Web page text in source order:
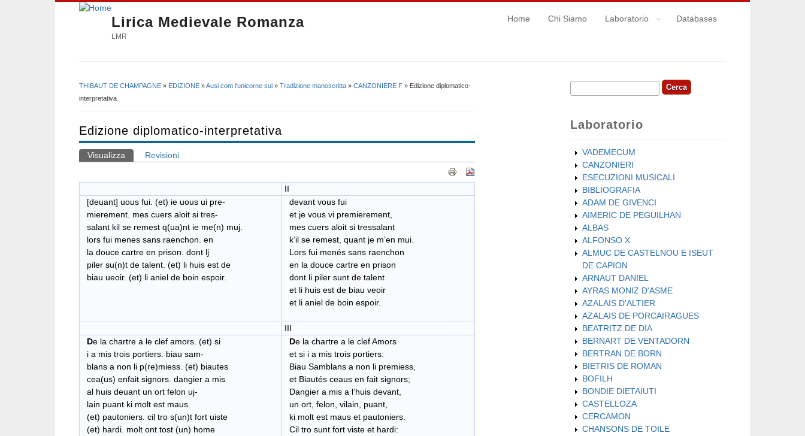
Lirica Medievale Romanza
LMR
Home Chi Siamo Laboratorio Databases
Tu sei qui
THIBAUT DE CHAMPAGNE » EDIZIONE »Ausi com l'unicorne sui » Tradizione manoscritta » CANZONIERE F » Edizione diplomatico-
interpretativa
Edizione diplomatico-interpretativa
Schede primarie
Visualizza (scheda attiva)
Revisioni
II
[deuant] uous fui. (et) ie uous ui pre-
mierement. mes cuers aloit si tres-
salant kil se remest q(ua)nt ie me(n) muj.
lors fui menes sans raenchon. en
la douce cartre en prison. dont lj
piler su(n)t de talent. (et) li huis est de
biau ueoir. (et) li aniel de boin espoir.
devant vous fui
et je vous vi premierement,
mes cuers aloit si tressalant
k’il se remest, quant je m’en mui.
Lors fui menés sans raenchon
en la douce cartre en prison
dont li piler sunt de talent
et li huis est de biau veoir
et li aniel de boin espoir.
III
De la chartre a le clef amors. (et) si
i a mis trois portiers. biau sam-
blans a non li p(re)miess. (et) biautes
cea(us) enfait signors. dangier a mis
al huis deuant un ort felon uj-
lain puant ki molt est maus
(et) pautoniers. cil tro s(un)t fort uiste
(et) hardi. molt ont tost (un) home
De la chartre a le clef Amors
et si i a mis trois portiers:
Biau Samblans a non li premiess,
et Biautés ceaus en fait signors;
Dangier a mis a l’huis devant,
un ort, felon, vilain, puant,
ki molt est maus et pautoniers.
Cil tro sunt fort viste et hardi:
Form di ricerca
Cerca
Laboratorio
VADEMECUM
CANZONIERI
ESECUZIONI MUSICALI
BIBLIOGRAFIA
ADAM DE GIVENCI
AIMERIC DE PEGUILHAN
ALBAS
ALFONSO X
ALMUC DE CASTELNOU E ISEUT
DE CAPION
ARNAUT DANIEL
AYRAS MONIZ D'ASME
AZALAIS D'ALTIER
AZALAIS DE PORCAIRAGUES
BEATRITZ DE DIA
BERNART DE VENTADORN
BERTRAN DE BORN
BIETRIS DE ROMAN
BOFILH
BONDIE DIETAIUTI
CASTELLOZA
CERCAMON
CHANSONS DE TOILE